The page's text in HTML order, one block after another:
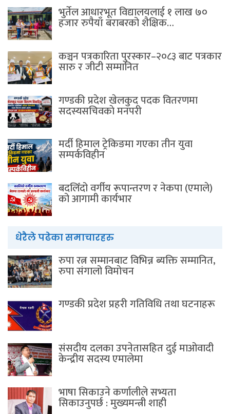
भुर्तेल आधारभूत विद्यालयलाई १ लाख ७०
हजार रुपैयाँ बराबरको शैक्षिक…
कञ्चन पत्रकारिता पुरस्कार–२०८३ बाट पत्रकार
सारु र जीटी सम्मानित
गण्डकी प्रदेश खेलकुद पदक वितरणमा
सदस्यसचिवकाे मनपरी
मर्दी हिमाल ट्रेकिङमा गएका तीन युवा
सम्पर्कविहीन
बदलिँदो वर्गीय रूपान्तरण र नेकपा (एमाले)
को आगामी कार्यभार
धेरैले पढेका समाचारहरु
रुपा रत्न सम्मानबाट विभिन्न ब्यक्ति सम्मानित,
रुपा संगालो विमोचन
गण्डकी प्रदेश प्रहरी गतिविधि तथा घटनाहरू
संसदीय दलका उपनेतासहित दुई माओवादी
केन्द्रीय सदस्य एमालेमा
भाषा सिकाउने कर्णालीले सभ्यता
सिकाउनुपर्छ : मुख्यमन्त्री शाही